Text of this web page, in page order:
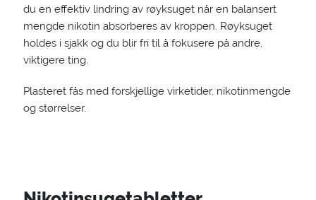
du en effektiv lindring av røyksuget når en balansert
mengde nikotin absorberes av kroppen. Røyksuget
holdes i sjakk og du blir fri til å fokusere på andre,
viktigere ting.
Plasteret fås med forskjellige virketider, nikotinmengde
og størrelser.